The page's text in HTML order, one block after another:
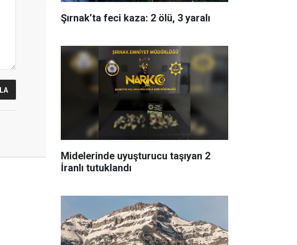
Şırnak’ta feci kaza: 2 ölü, 3 yaralı
Midelerinde uyuşturucu taşıyan 2
İranlı tutuklandı